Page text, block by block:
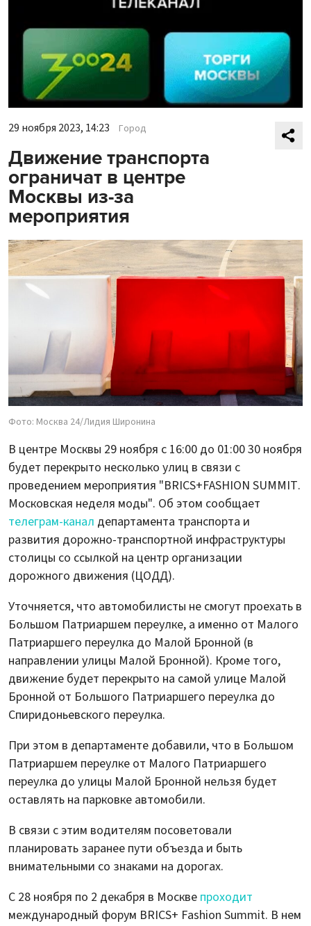
29 ноября 2023, 14:23 Город
Движение транспорта
ограничат в центре
Москвы из-за
мероприятия
Фото: Москва 24/Лидия Широнина
В центре Москвы 29 ноября с 16:00 до 01:00 30 ноября
будет перекрыто несколько улиц в связи с
проведением мероприятия "BRICS+FASHION SUMMIT.
Московская неделя моды". Об этом сообщает
телеграм-канал департамента транспорта и
развития дорожно-транспортной инфраструктуры
столицы со ссылкой на центр организации
дорожного движения (ЦОДД).
Уточняется, что автомобилисты не смогут проехать в
Большом Патриаршем переулке, а именно от Малого
Патриаршего переулка до Малой Бронной (в
направлении улицы Малой Бронной). Кроме того,
движение будет перекрыто на самой улице Малой
Бронной от Большого Патриаршего переулка до
Спиридоньевского переулка.
При этом в департаменте добавили, что в Большом
Патриаршем переулке от Малого Патриаршего
переулка до улицы Малой Бронной нельзя будет
оставлять на парковке автомобили.
В связи с этим водителям посоветовали
планировать заранее пути объезда и быть
внимательными со знаками на дорогах.
С 28 ноября по 2 декабря в Москве проходит
международный форум BRICS+ Fashion Summit. В нем